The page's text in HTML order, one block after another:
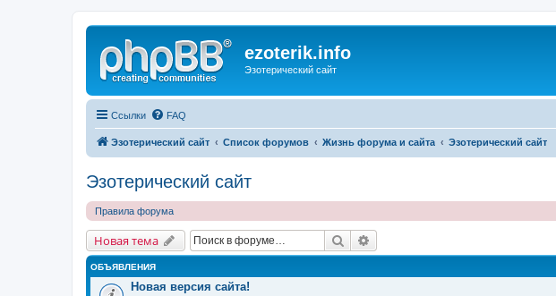
ezoterik.info
Эзотерический сайт
Ссылки FAQ
Эзотерический сайт Список форумов Жизнь форума и сайта Эзотерический сайт
Эзотерический сайт
Правила форума
Новая тема Поиск
ОБЪЯВЛЕНИЯ
Новая версия сайта!